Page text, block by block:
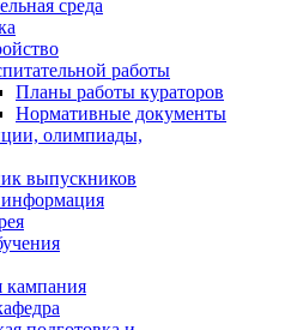
среда
работы
Планы работы кураторов
Нормативные документы
олимпиады,
выпускников
кампания